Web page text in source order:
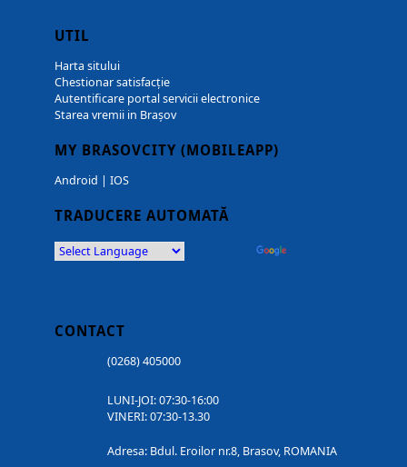
UTIL
Harta sitului
Chestionar satisfacție
Autentificare portal servicii electronice
Starea vremii in Brașov
MY BRASOVCITY (MOBILEAPP)
Android | IOS
TRADUCERE AUTOMATĂ
CONTACT
(0268) 405000
LUNI-JOI: 07:30-16:00
VINERI: 07:30-13.30
Adresa: Bdul. Eroilor nr.8, Brasov, ROMANIA